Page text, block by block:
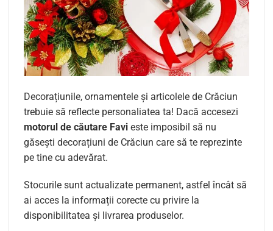
Decorațiunile, ornamentele și articolele de Crăciun
trebuie să reflecte personaliatea ta! Dacă accesezi
motorul de căutare Favi este imposibil să nu
găsești decorațiuni de Crăciun care să te reprezinte
pe tine cu adevărat.
Stocurile sunt actualizate permanent, astfel încât să
ai acces la informații corecte cu privire la
disponibilitatea și livrarea produselor.